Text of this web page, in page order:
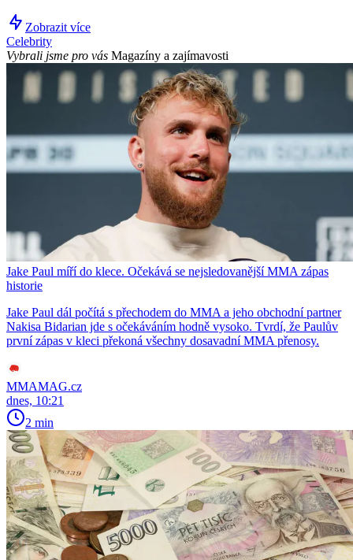
Zobrazit více
Celebrity
Vybrali jsme pro vás Magazíny a zajímavosti
Jake Paul míří do klece. Očekává se nejsledovanější MMA zápas
historie
Jake Paul dál počítá s přechodem do MMA a jeho obchodní partner
Nakisa Bidarian jde s očekáváním hodně vysoko. Tvrdí, že Paulův
první zápas v kleci překoná všechny dosavadní MMA přenosy.
MMAMAG.cz
dnes, 10:21
2 min